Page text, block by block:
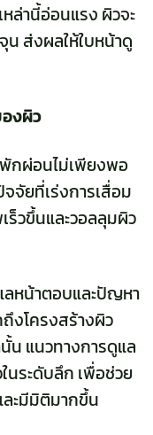
ล่านี้อ่อนแรง ผิวจะ
น ส่งผลให้ใบหน้าดู
งผิว
กผ่อนไม่เพียงพอ
จัยที่เร่งการเสื่อม
ร็วขึ้นและวอลลุมผิว
ลหน้าตอบและปัญหา
งโครงสร้างผิว
น แนวทางการดูแล
ระดับลึก เพื่อช่วย
ะมีมิติมากขึ้น